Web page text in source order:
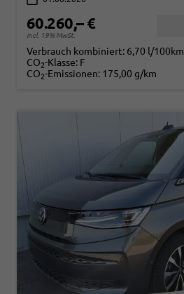
60.260,– €
incl. 19% MwSt.
Verbrauch kombiniert: 6,70 l/100km
CO2-Klasse: F
CO2-Emissionen: 175,00 g/km